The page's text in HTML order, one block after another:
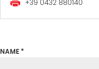
CERTIFIKOVANÝ
+39 0432 880140
NAME *